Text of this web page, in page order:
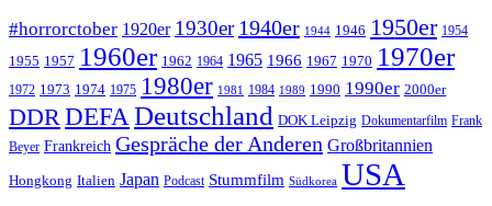
#horrorctober 1920er 1930er 1940er 1944 1946 1950er 1954
1955 1957 1960er 1962 1964 1965 1966 1967 1970 1970er
1972 1973 1974 1975 1980er 1981 1984 1989 1990 1990er 2000er
DDR DEFA Deutschland DOK Leipzig Dokumentarfilm Frank
Beyer Frankreich Gespräche der Anderen Großbritannien
Hongkong Italien Japan Podcast Stummfilm Südkorea USA